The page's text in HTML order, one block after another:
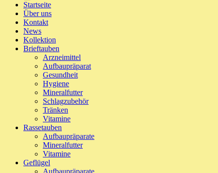
Startseite
Über uns
Kontakt
News
Kollektion
Brieftauben
Arzneimittel
Aufbaupräparat
Gesundheit
Hygiene
Mineralfutter
Schlagzubehör
Tränken
Vitamine
Rassetauben
Aufbaupräparate
Mineralfutter
Vitamine
Geflügel
Aufbaupräparate